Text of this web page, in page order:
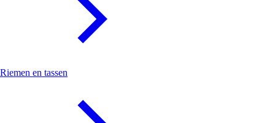
Riemen en tassen